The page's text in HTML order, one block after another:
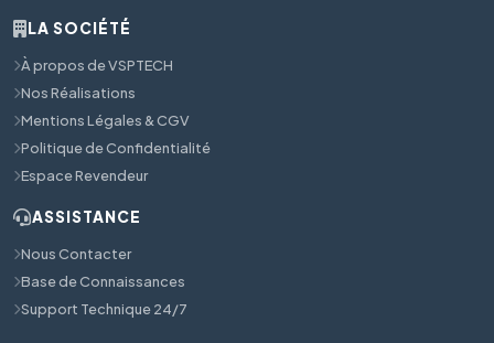
LA SOCIÉTÉ
À propos de VSPTECH
Nos Réalisations
Mentions Légales & CGV
Politique de Confidentialité
Espace Revendeur
ASSISTANCE
Nous Contacter
Base de Connaissances
Support Technique 24/7